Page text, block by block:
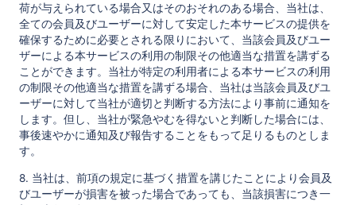
荷が与えられている場合又はそのおそれのある場合、当社は、
全ての会員及びユーザーに対して安定した本サービスの提供を
確保するために必要とされる限りにおいて、当該会員及びユー
ザーによる本サービスの利用の制限その他適当な措置を講ずる
ことができます。当社が特定の利用者による本サービスの利用
の制限その他適当な措置を講ずる場合、当社は当該会員及びユ
ーザーに対して当社が適切と判断する方法により事前に通知を
します。但し、当社が緊急やむを得ないと判断した場合には、
事後速やかに通知及び報告することをもって足りるものとしま
す。
8. 当社は、前項の規定に基づく措置を講じたことにより会員及
びユーザーが損害を被った場合であっても、当該損害につき一